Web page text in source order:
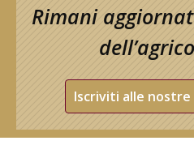
Rimani
Iscriviti alle